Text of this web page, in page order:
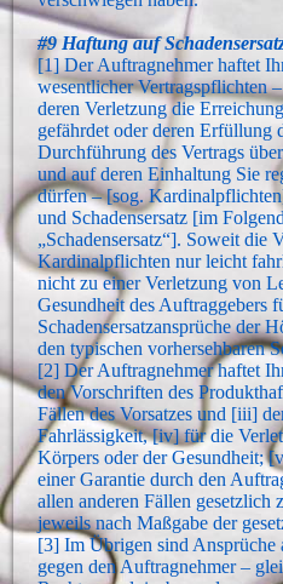
#9 Haftung auf
[1] Der Auftragnehmer haftet
wesentlicher Vertragspflichten
deren Verletzung die
gefährdet oder deren Erfüllung
Durchführung des Vertrags
und auf deren Einhaltung Sie
dürfen – [sog.
und Schadensersatz [im
„Schadensersatz“]. Soweit die
Kardinalpflichten nur leicht
nicht zu einer Verletzung von
Gesundheit des Auftraggebers
Schadensersatzansprüche der
den typischen vorhersehbaren
[2] Der Auftragnehmer haftet
den Vorschriften des
Fällen des Vorsatzes und [iii]
Fahrlässigkeit, [iv] für die
Körpers oder der Gesundheit;
einer Garantie durch den
allen anderen Fällen gesetzlich
jeweils nach Maßgabe der
[3] Im Übrigen sind Ansprüche
gegen den Auftragnehmer –